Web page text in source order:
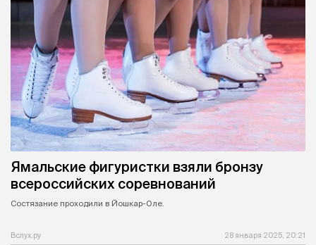
Ямальские фигуристки взяли бронзу
всероссийских соревнований
Состязание проходили в Йошкар-Оле.
Вслух.ру 28 января 2025, 20:21